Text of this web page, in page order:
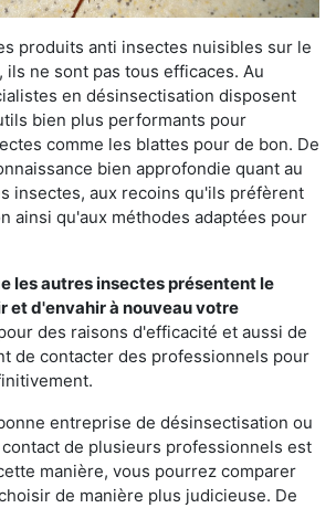
produits anti insectes nuisibles sur le
ils ne sont pas tous efficaces. Au
en désinsectisation disposent
bien plus performants pour
comme les blattes pour de bon. De
bien approfondie quant au
insectes, aux recoins qu'ils préfèrent
ainsi qu'aux méthodes adaptées pour
les autres insectes présentent le
et d'envahir à nouveau votre
des raisons d'efficacité et aussi de
de contacter des professionnels pour
entreprise de désinsectisation ou
de plusieurs professionnels est
manière, vous pourrez comparer
de manière plus judicieuse. De